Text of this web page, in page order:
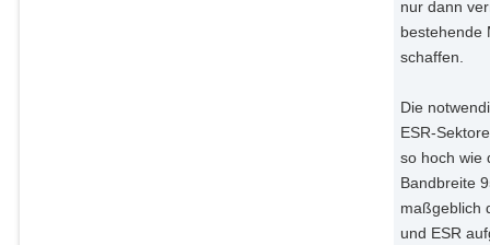
nur dann
bestehende
schaffen.
Die
ESR-
so hoch wie
Bandbreite
maßgeblich
und ESR